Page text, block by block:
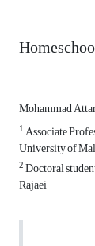
Mohammad
1Associate
University of
2Doctoral
Rajaei